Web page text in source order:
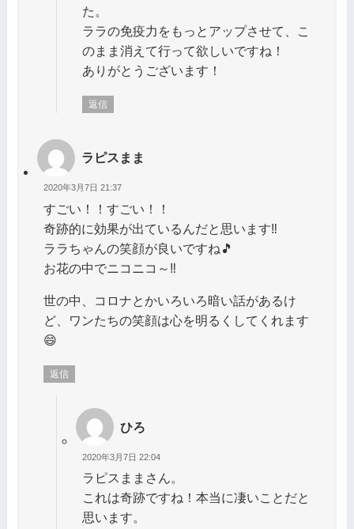
た。
ララの免疫力をもっとアップさせて、こ
のまま消えて行って欲しいですね！
ありがとうございます！
返信
ラピスまま
2020年3月7日 21:37
すごい！！すごい！！
奇跡的に効果が出ているんだと思います‼️
ララちゃんの笑顔が良いですね🎵
お花の中でニコニコ～‼️
世の中、コロナとかいろいろ暗い話があるけ
ど、ワンたちの笑顔は心を明るくしてくれます
😄
返信
ひろ
2020年3月7日 22:04
ラピスままさん。
これは奇跡ですね！本当に凄いことだと
思います。